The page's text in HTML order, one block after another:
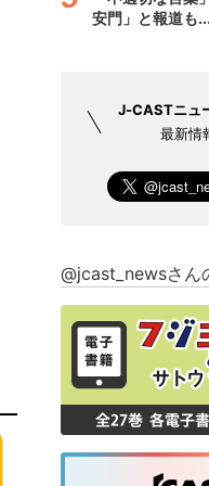
安門」と報道も
J-CASTニュ
最新情
@jcast_newsさん